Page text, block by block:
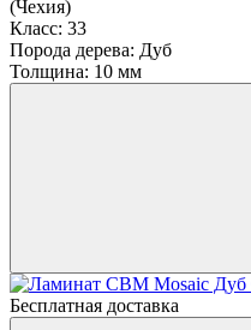
(Чехия)
Класс: 33
Порода дерева: Дуб
Толщина: 10 мм
Бесплатная доставка